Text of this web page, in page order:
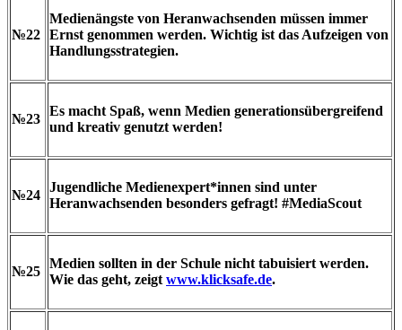
№22
Medienängste von Heranwachsenden müssen immer
Ernst genommen werden. Wichtig ist das Aufzeigen von
Handlungsstrategien.
№23
Es macht Spaß, wenn Medien generationsübergreifend
und kreativ genutzt werden!
№24
Jugendliche Medienexpert*innen sind unter
Heranwachsenden besonders gefragt! #MediaScout
№25
Medien sollten in der Schule nicht tabuisiert werden.
Wie das geht, zeigt www.klicksafe.de.